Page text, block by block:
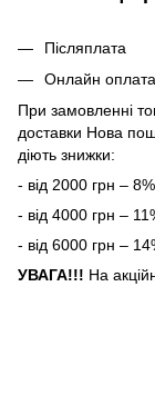
Післяплата
Онлайн оплата
При замовленні
доставки Нова
діють знижки:
- від 2000 грн – 8%
- від 4000 грн –
- від 6000 грн –
УВАГА!!! На